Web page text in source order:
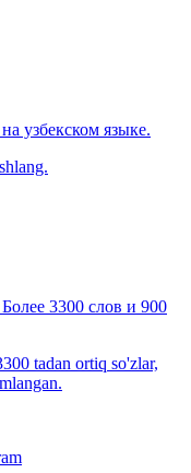
узбекском языке.
3300 слов и 900
tadan ortiq so'zlar,